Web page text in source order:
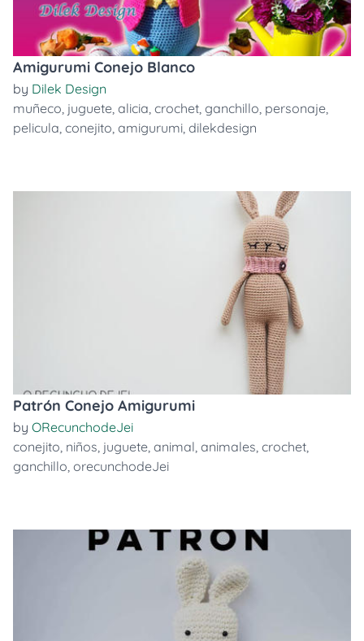
Amigurumi Conejo Blanco
by Dilek Design
muñeco, juguete, alicia, crochet, ganchillo, personaje,
pelicula, conejito, amigurumi, dilekdesign
Patrón Conejo Amigurumi
by ORecunchodeJei
conejito, niños, juguete, animal, animales, crochet,
ganchillo, orecunchodeJei